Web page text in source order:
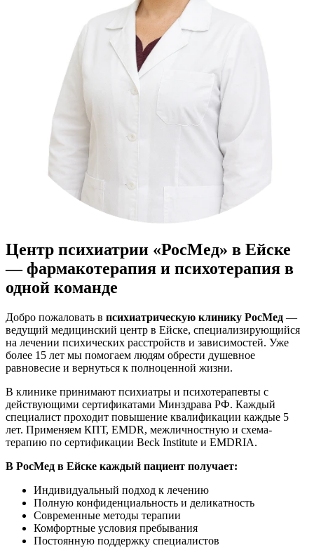
Центр психиатрии «РосМед» в Ейске
— фармакотерапия и психотерапия в
одной команде
Добро пожаловать в психиатрическую клинику РосМед —
ведущий медицинский центр в Ейске, специализирующийся
на лечении психических расстройств и зависимостей. Уже
более 15 лет мы помогаем людям обрести душевное
равновесие и вернуться к полноценной жизни.
В клинике принимают психиатры и психотерапевты с
действующими сертификатами Минздрава РФ. Каждый
специалист проходит повышение квалификации каждые 5
лет. Применяем КПТ, EMDR, межличностную и схема-
терапию по сертификации Beck Institute и EMDRIA.
В РосМед в Ейске каждый пациент получает:
Индивидуальный подход к лечению
Полную конфиденциальность и деликатность
Современные методы терапии
Комфортные условия пребывания
Постоянную поддержку специалистов